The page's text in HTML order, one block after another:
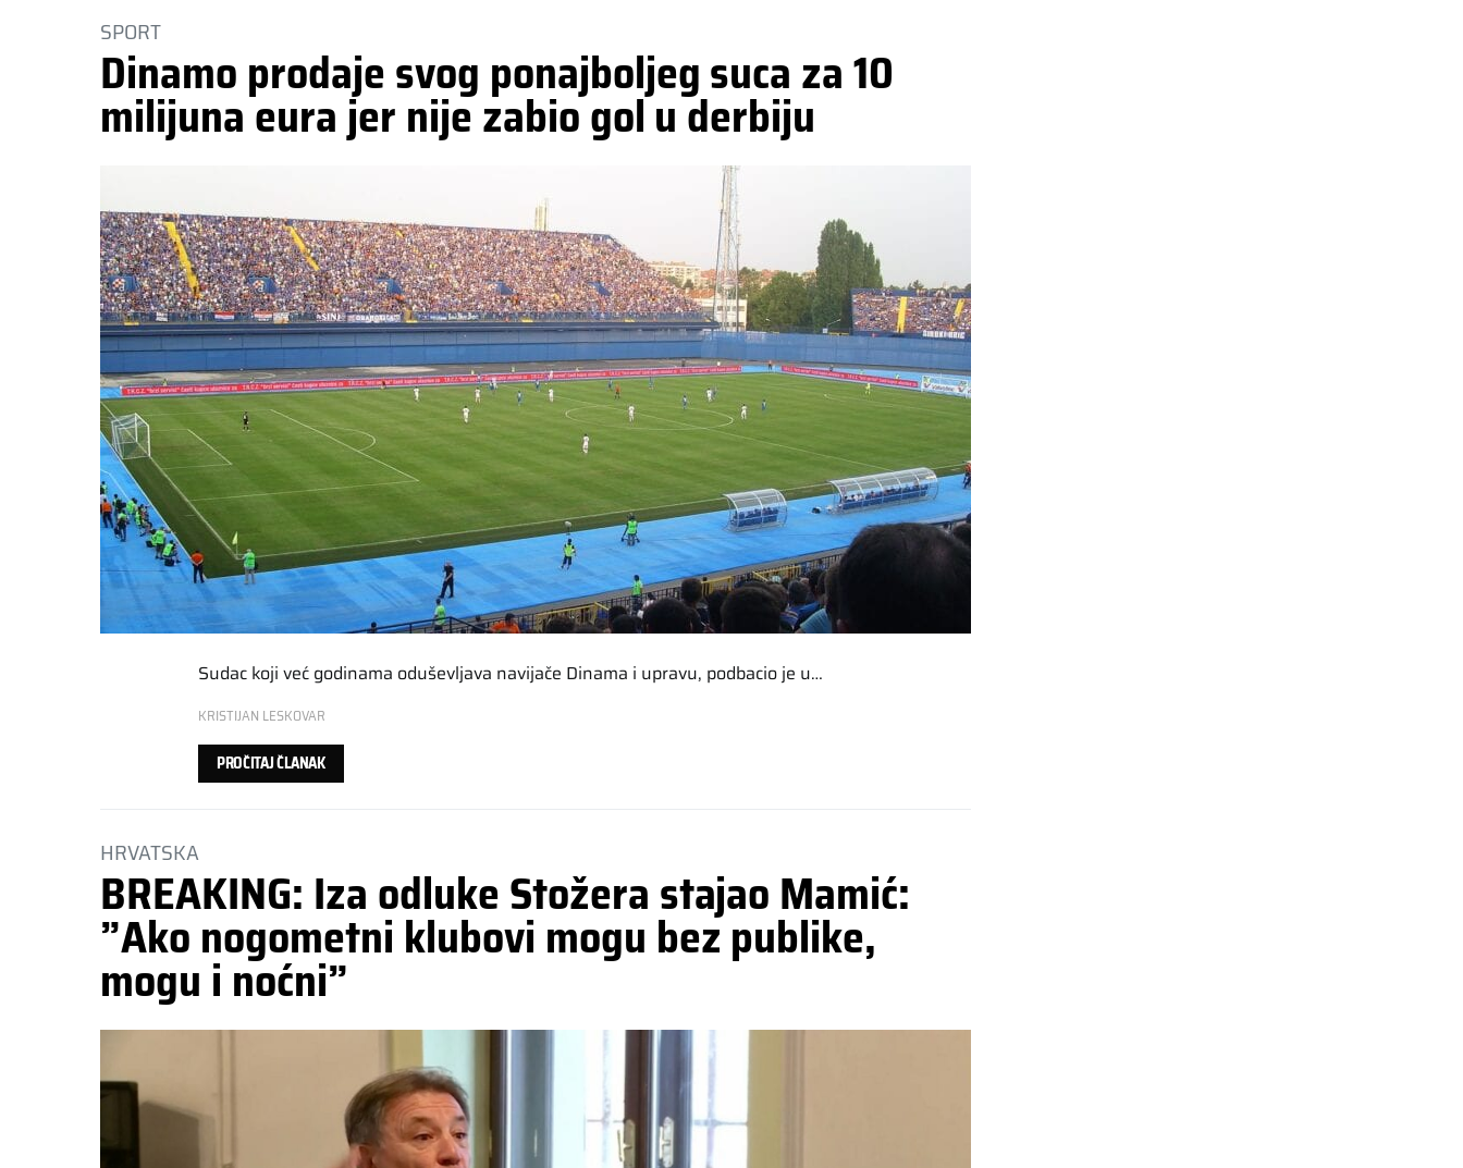
SPORT
Dinamo prodaje svog ponajboljeg suca za 10
milijuna eura jer nije zabio gol u derbiju
Sudac koji već godinama oduševljava navijače Dinama i upravu, podbacio je u…
KRISTIJAN LESKOVAR
PROČITAJ ČLANAK
HRVATSKA
BREAKING: Iza odluke Stožera stajao Mamić:
”Ako nogometni klubovi mogu bez publike,
mogu i noćni”